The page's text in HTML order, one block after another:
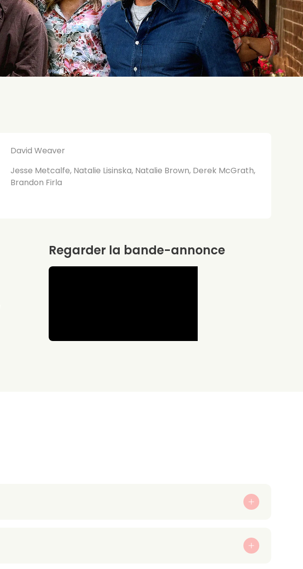
David Weaver
Jesse Metcalfe, Natalie Lisinska, Natalie Brown, Derek McGrath,
Brandon Firla
Regarder la bande-annonce